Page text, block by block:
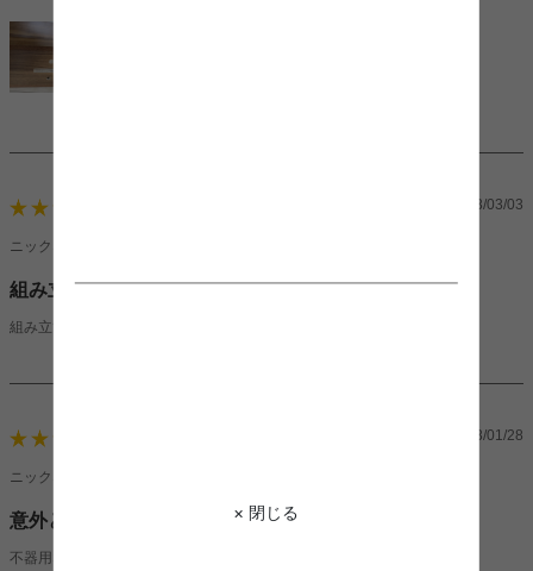
× 閉じる
な。目立たないとこやしOKにして星４つです。
2023/03/03
ニックネーム：トリケラトプスさん（男性）
組み立て大変
組み立てるのに5時間かかった。デザインはかっこいいので我慢
2023/01/28
ニックネーム：ぱんさん（女性）
意外と！
不器用な大人2人でも2時間ほどかかりました笑